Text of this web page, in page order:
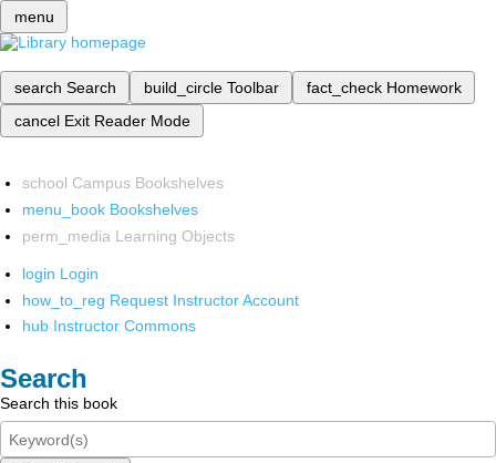
menu
search Search build_circle Toolbar fact_check Homework
cancel Exit Reader Mode
school Campus Bookshelves
menu_book Bookshelves
perm_media Learning Objects
login Login
how_to_reg Request Instructor Account
hub Instructor Commons
Search
Search this book